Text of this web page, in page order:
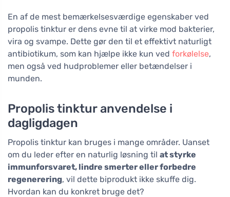
En af de mest bemærkelsesværdige egenskaber ved
propolis tinktur er dens evne til at virke mod bakterier,
vira og svampe. Dette gør den til et effektivt naturligt
antibiotikum, som kan hjælpe ikke kun ved forkølelse,
men også ved hudproblemer eller betændelser i
munden.
Propolis tinktur anvendelse i
dagligdagen
Propolis tinktur kan bruges i mange områder. Uanset
om du leder efter en naturlig løsning til at styrke
immunforsvaret, lindre smerter eller forbedre
regenerering, vil dette biprodukt ikke skuffe dig.
Hvordan kan du konkret bruge det?